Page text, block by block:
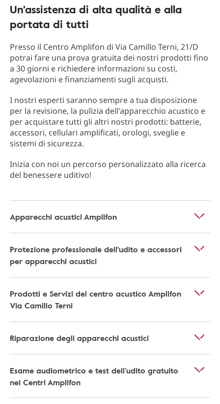
Un'assistenza di alta qualità e alla
portata di tutti
Presso il Centro Amplifon di Via Camillo Terni, 21/D
potrai fare una prova gratuita dei nostri prodotti fino
a 30 giorni e richiedere informazioni su costi,
agevolazioni e finanziamenti sugli acquisti.
I nostri esperti saranno sempre a tua disposizione
per la revisione, la pulizia dell'apparecchio acustico e
per acquistare tutti gli altri nostri prodotti: batterie,
accessori, cellulari amplificati, orologi, sveglie e
sistemi di sicurezza.
Inizia con noi un percorso personalizzato alla ricerca
del benessere uditivo!
Apparecchi acustici Amplifon
Protezione professionale dell'udito e accessori
per apparecchi acustici
Prodotti e Servizi del centro acustico Amplifon
Via Camillo Terni
Riparazione degli apparecchi acustici
Esame audiometrico e test dell’udito gratuito
nei Centri Amplifon